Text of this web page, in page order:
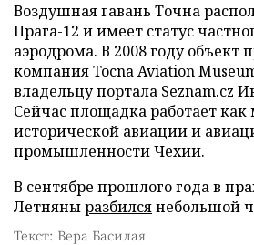
Воздушная гавань Точна
Прага-12 и имеет статус
аэродрома. В 2008 году объект
компания Tocna Aviation
владельцу портала Seznam.cz
Сейчас площадка работает как
исторической авиации и
промышленности Чехии.
В сентябре прошлого года в
Летняныразбилсянебольшой
Текст: Вера Басилая